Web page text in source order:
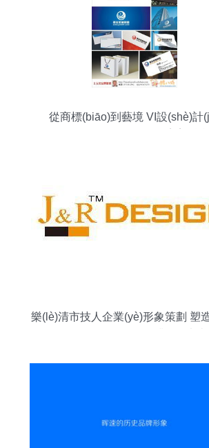
從商標(biāo)到藝境 VI設(shè)計
樂(lè)清市技人企業(yè)形象策劃 塑